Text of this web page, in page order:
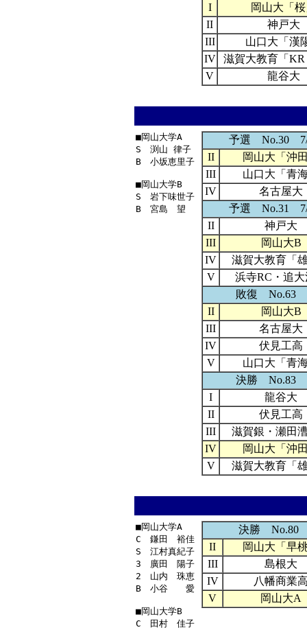
I
岡山大「
II
神戸大
III
山口大「漢
IV
滋賀大教育「
V
龍谷大
■岡山大学A
S　渕山 律子
B　小坂恵里子
■岡山大学B
S　岩下味世子
予選 No.30
II
岡山大「沖
III
山口大「青
IV
名古屋大
予選 No.31
II
神戸大
III
岡山大B
IV
滋賀大教育「
V
浜寺RC・追
敗復
II
岡山大B
III
名古屋大
IV
伏見工高
V
山口大「青
決勝
I
龍谷大
II
伏見工高
III
滋賀銀・瀬田
IV
岡山大「沖
V
滋賀大教育「
■岡山大学A
C　鎌田　裕佳
S　江村真紀子
3　廣田　陽子
2　山内　珠恵
B　小谷　　愛
■岡山大学B
C　田村　佳子
決勝
II
岡山大「早
III
島根大
IV
八幡商業
V
岡山大A